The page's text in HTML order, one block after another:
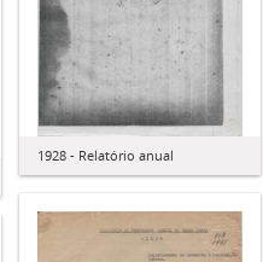
1928 - Relatório anual